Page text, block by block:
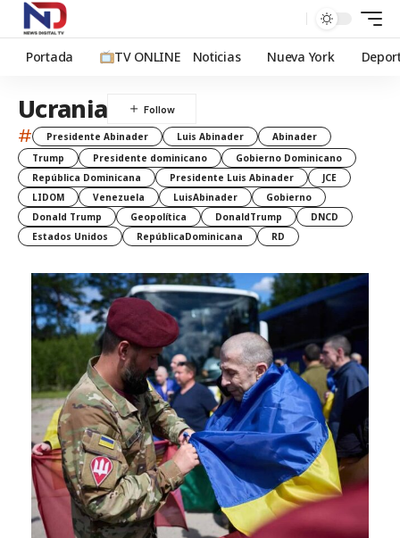
Portada TV ONLINE Noticias Nueva York
Ucrania
# Presidente Abinader Luis Abinader
Abinader
Trump
Presidente dominicano
Gobierno Dominicano
República Dominicana
Presidente Luis Abinader
JCE
LIDOM
Venezuela LuisAbinader
Gobierno
Donald Trump
Geopolítica DonaldTrump
DNCD
Estados Unidos
RepúblicaDominicana RD